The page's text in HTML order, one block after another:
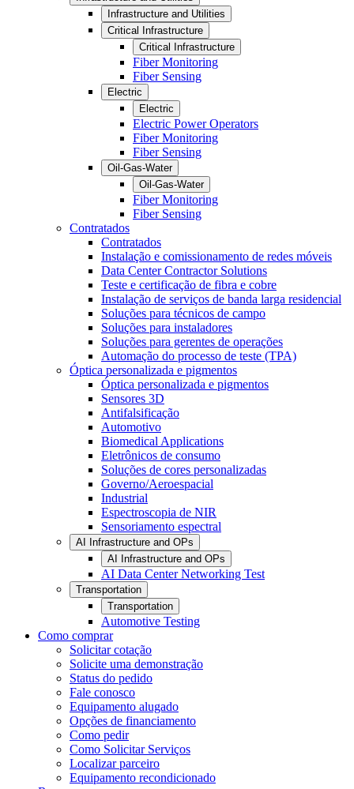
Infrastructure and Utilities
Critical Infrastructure
Critical Infrastructure
Fiber Monitoring
Fiber Sensing
Electric
Electric
Electric Power Operators
Fiber Monitoring
Fiber Sensing
Oil-Gas-Water
Oil-Gas-Water
Fiber Monitoring
Fiber Sensing
Contratados
Contratados
Instalação e comissionamento de redes móveis
Data Center Contractor Solutions
Teste e certificação de fibra e cobre
Instalação de serviços de banda larga residencial
Soluções para técnicos de campo
Soluções para instaladores
Soluções para gerentes de operações
Automação do processo de teste (TPA)
Óptica personalizada e pigmentos
Óptica personalizada e pigmentos
Sensores 3D
Antifalsificação
Automotivo
Biomedical Applications
Eletrônicos de consumo
Soluções de cores personalizadas
Governo/Aeroespacial
Industrial
Espectroscopia de NIR
Sensoriamento espectral
AI Infrastructure and OPs
AI Infrastructure and OPs
AI Data Center Networking Test
Transportation
Transportation
Automotive Testing
Como comprar
Solicitar cotação
Solicite uma demonstração
Status do pedido
Fale conosco
Equipamento alugado
Opções de financiamento
Como pedir
Como Solicitar Serviços
Localizar parceiro
Equipamento recondicionado